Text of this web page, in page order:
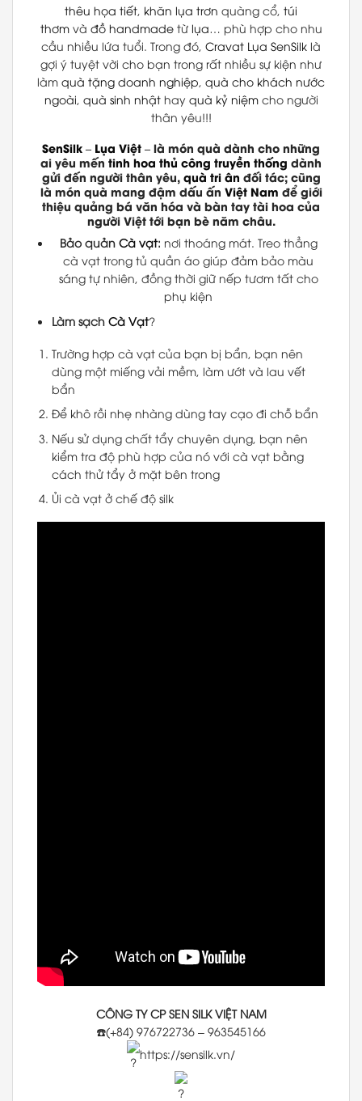
thêu họa tiết, khăn lụa trơn quàng cổ, túi
thơmvà đồ handmadetừ lụa… phù hợp cho nhu
cầu nhiều lứa tuổi. Trong đó, Cravat Lụa SenSilk là
gợi ý tuyệt vời cho bạn trong rất nhiều sự kiện như
làm quà tặng doanh nghiệp, quà cho khách nước
ngoài, quà sinh nhậthay quà kỷ niệmcho người
thân yêu!!!
SenSilk– Lụa Việt– là món quà dành cho những
ai yêu mến tinh hoa thủ công truyền thống dành
gửi đến người thân yêu,quà tri ân đối tác; cũng
là món quà mang đậm dấu ấn Việt Nam để giới
thiệu quảng bá văn hóa và bàn tay tài hoa của
người Việt tới bạn bè năm châu.
Bảo quản Cà vạt: nơi thoáng mát. Treo thẳng
cà vạt trong tủ quần áo giúp đảm bảo màu
sáng tự nhiên, đồng thời giữ nếp tươm tất cho
phụ kiện
Làm sạchCà Vạt?
Trường hợp cà vạt của bạn bị bẩn, bạn nên
dùng một miếng vải mềm, làm ướt và lau vết
bẩn
Để khô rồi nhẹ nhàng dùng tay cạo đi chỗ bẩn
Nếu sử dụng chất tẩy chuyên dụng, bạn nên
kiểm tra độ phù hợp của nó với cà vạt bằng
cách thử tẩy ở mặt bên trong
Ủi cà vạt ở chế độ silk
CÔNG TY CP SEN SILK VIỆT NAM
☎️(+84) 976722736 – 963545166
https://sensilk.vn/